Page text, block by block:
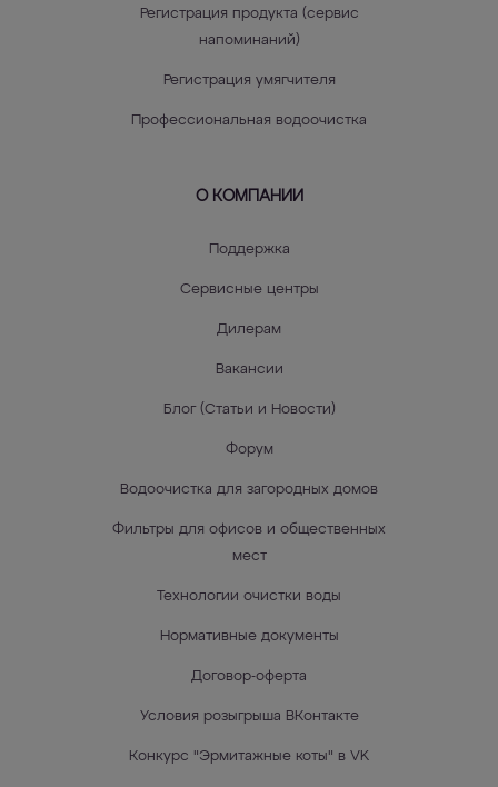
Регистрация продукта (сервис
напоминаний)
Регистрация умягчителя
Профессиональная водоочистка
О КОМПАНИИ
Поддержка
Сервисные центры
Дилерам
Вакансии
Блог (Статьи и Новости)
Форум
Водоочистка для загородных домов
Фильтры для офисов и общественных
мест
Технологии очистки воды
Нормативные документы
Договор-оферта
Условия розыгрыша ВКонтакте
Конкурс "Эрмитажные коты" в VK